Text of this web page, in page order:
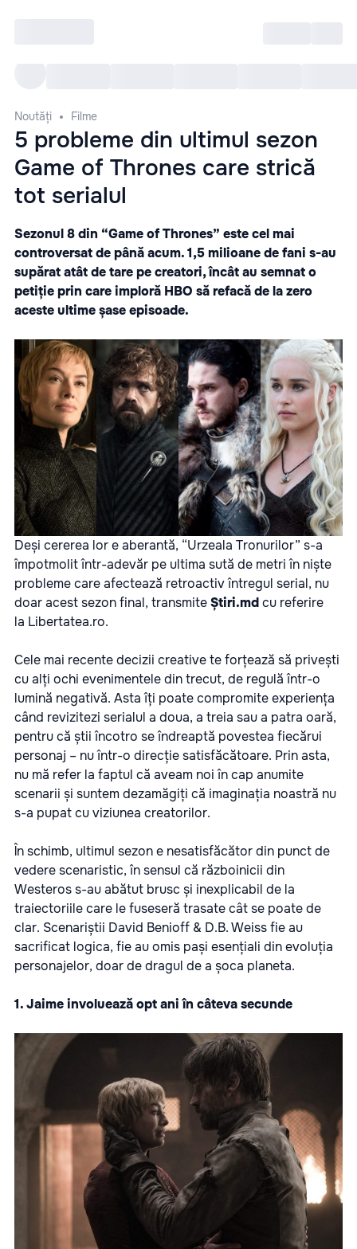
Noutăți Filme
5 probleme din ultimul sezon
Game of Thrones care strică
tot serialul
Sezonul 8 din “Game of Thrones” este cel mai
controversat de până acum. 1,5 milioane de fani s-au
supărat atât de tare pe creatori, încât au semnat o
petiție prin care imploră HBO să refacă de la zero
aceste ultime șase episoade.
Deși cererea lor e aberantă, “Urzeala Tronurilor” s-a
împotmolit într-adevăr pe ultima sută de metri în niște
probleme care afectează retroactiv întregul serial, nu
doar acest sezon final, transmiteȘtiri.mdcu referire
la Libertatea.ro.
Cele mai recente decizii creative te forțează să privești
cu alți ochi evenimentele din trecut, de regulă într-o
lumină negativă. Asta îți poate compromite experiența
când revizitezi serialul a doua, a treia sau a patra oară,
pentru că știi încotro se îndreaptă povestea fiecărui
personaj – nu într-o direcție satisfăcătoare. Prin asta,
nu mă refer la faptul că aveam noi în cap anumite
scenarii și suntem dezamăgiți că imaginația noastră nu
s-a pupat cu viziunea creatorilor.
În schimb, ultimul sezon e nesatisfăcător din punct de
vedere scenaristic, în sensul că războinicii din
Westeros s-au abătut brusc și inexplicabil de la
traiectoriile care le fuseseră trasate cât se poate de
clar. Scenariștii David Benioff & D.B. Weiss fie au
sacrificat logica, fie au omis pași esențiali din evoluția
personajelor, doar de dragul de a șoca planeta.
1. Jaime involuează opt ani în câteva secunde